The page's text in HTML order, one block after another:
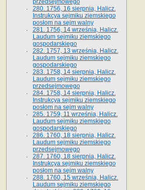
przedsejmowego
280. 1756, 16 sierpnia, Halicz.
Instrukcya sejmiku ziemskiego
posłom na sejm walny
281. 1756, 14 września, Halicz.
Laudum sejmiku ziemskiego
gospodarskiego
282. 1757, 13 września, Halicz.
Laudum sejmiku ziemskiego
gospodarskiego
283. 1758, 14 sierpnia, Halicz.
Laudum sejmiku ziemskiego
przedsejmowego
284. 1758, 14 sierpnia, Halicz.
Instrukcya sejmiku ziemskiego
posłom na sejm walny
285. 1759, 11 września, Halicz.
Laudum sejmiku ziemskiego
gospodarskiego
286. 1760, 18 sierpnia, Halicz.
Laudum sejmiku ziemskiego
przedsejmowego
287. 1760, 18 sierpnia, Halicz.
Instrukcya sejmiku ziemskiego
posłom na sejm walny
288. 1760, 15 września, Halicz.
Laudum sejmiku ziemskiego